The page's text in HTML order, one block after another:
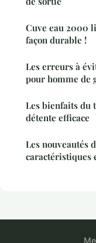
Cuve eau 2000
façon durable !
Les erreurs à
pour homme de
Les bienfaits du
détente efficace
Les nouveautés
caractéristiques